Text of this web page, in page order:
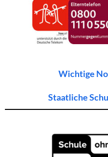
Wichtige
Staatliche